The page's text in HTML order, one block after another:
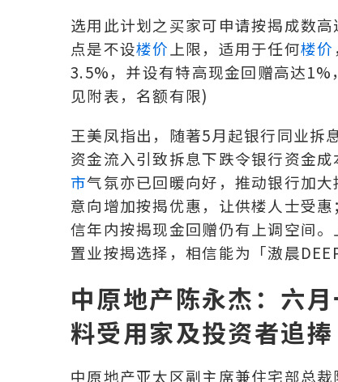
选用此计划之买家可申请按揭成数
点是不设楼价 上限，适用于任何楼价
3.5%，并设有特高现金回赠高达
见附表，名额有限)
王美凤指出，随著5月起银行同业拆
资金流入引致拆息下跌令银行资金
市气氛亦已回暖向好，推动银行加
意向增加按揭优惠，让供楼人士受
信年内按揭现金回赠仍有上调空间
置业按揭选择，相信能为「滶晨
中原地产陈永杰：六
料受用家及投资者追捧
中原地产亚太区副主席兼住宅部总